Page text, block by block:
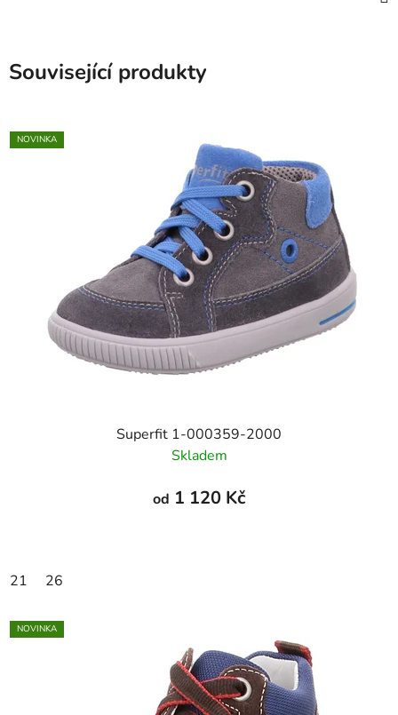
Související produkty
NOVINKA
Superfit 1-000359-2000
Skladem
od 1 120 Kč
21 26
NOVINKA